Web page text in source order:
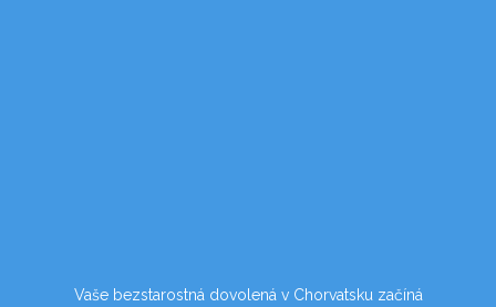
Vaše bezstarostná dovolená v Chorvatsku začíná